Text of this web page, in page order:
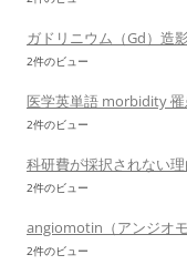
ガドリニウム（Gd）造
2件のビュー
医学英単語 morbidity
2件のビュー
科研費が採択されない
2件のビュー
angiomotin（アンジオ
2件のビュー